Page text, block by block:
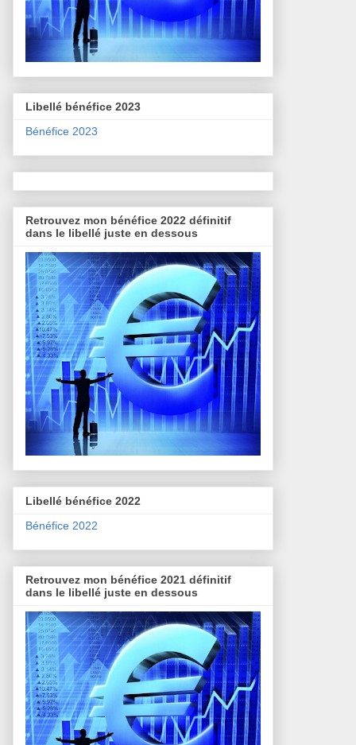
Libellé bénéfice 2023
Bénéfice 2023
Retrouvez mon bénéfice 2022 définitif
dans le libellé juste en dessous
Libellé bénéfice 2022
Bénéfice 2022
Retrouvez mon bénéfice 2021 définitif
dans le libellé juste en dessous